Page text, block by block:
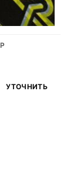
УТОЧНИТЬ